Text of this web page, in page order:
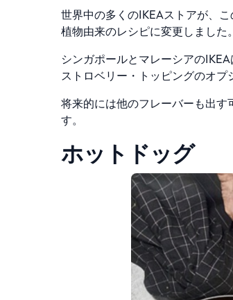
世界中の多くのIKEAストアが、
植物由来のレシピに変更しました
シンガポールとマレーシアの
ストロベリー・トッピングのオプ
将来的には他のフレーバーも出す
す。
ホットドッグ